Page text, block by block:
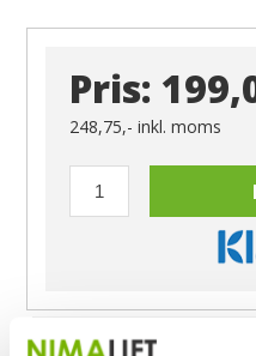
Pris:
248,75,-inkl. moms